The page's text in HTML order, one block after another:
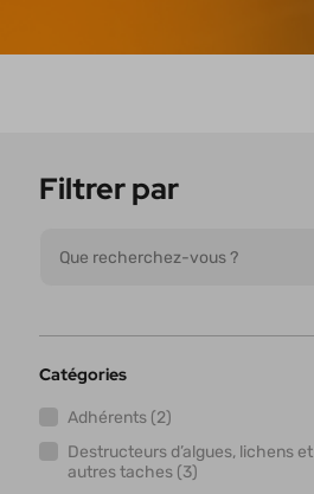
Filtrer par
Catégories
Adhérents (2)
Destructeurs d’algues, lichens et
autres taches (3)